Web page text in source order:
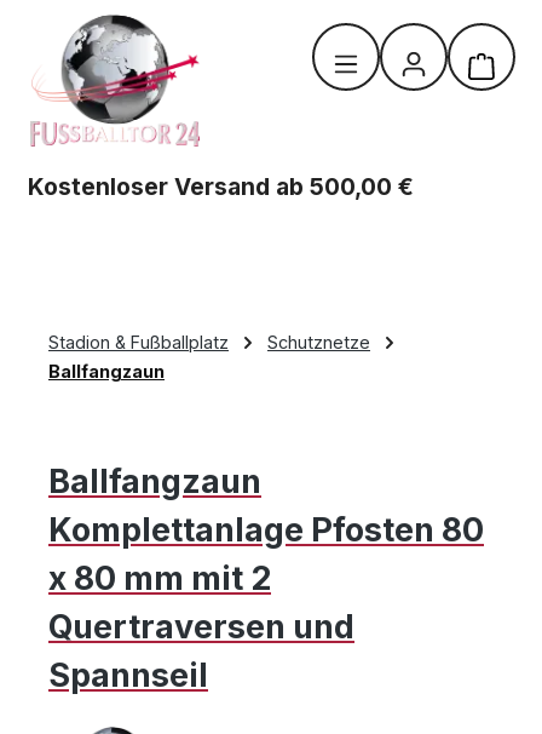
Zum Hauptinhalt springen
Kostenloser Versand ab 500,00 €
Stadion & Fußballplatz
Schutznetze
Ballfangzaun
Ballfangzaun
Komplettanlage Pfosten 80
x 80 mm mit 2
Quertraversen und
Spannseil